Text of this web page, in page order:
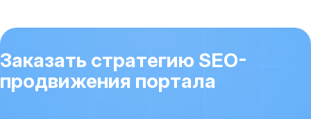
Заказать стратегию SEO-
продвижения портала